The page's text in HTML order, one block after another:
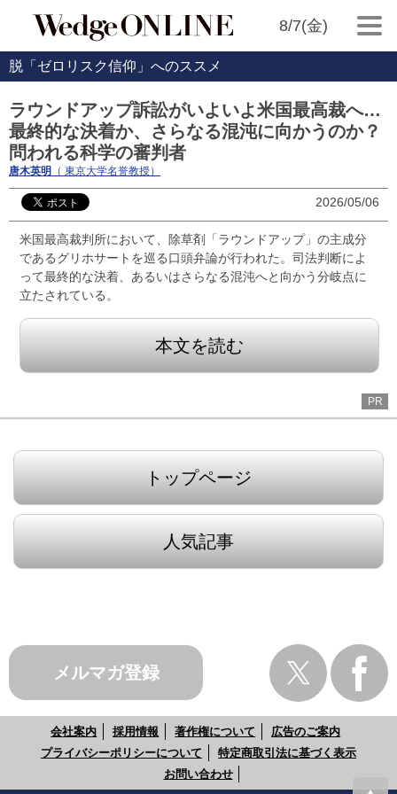
8/7(金)
脱「ゼロリスク信仰」へのススメ
ラウンドアップ訴訟がいよいよ米国最高裁へ…
最終的な決着か、さらなる混沌に向かうのか？
問われる科学の審判者
唐木英明 （ 東京大学名誉教授）
2026/05/06
米国最高裁判所において、除草剤「ラウンドアップ」の主成分
であるグリホサートを巡る口頭弁論が行われた。司法判断によ
って最終的な決着、あるいはさらなる混沌へと向かう分岐点に
立たされている。
本文を読む
PR
トップページ
人気記事
メルマガ登録
会社案内 採用情報 著作権について
広告のご案内
プライバシーポリシーについて
特定商取引法に基づく表示
お問い合わせ